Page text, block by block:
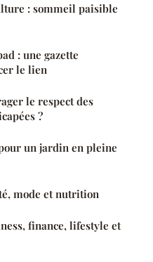
: sommeil paisible
: une gazette
le lien
le respect des
?
un jardin en pleine
mode et nutrition
finance, lifestyle et